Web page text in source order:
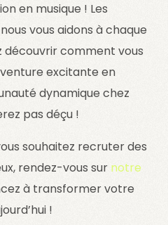
en musique ! Les
vous aidons à chaque
découvrir comment vous
excitante en
dynamique chez
pas déçu !
souhaitez recruter des
rendez-vous sur notre
à transformer votre
!